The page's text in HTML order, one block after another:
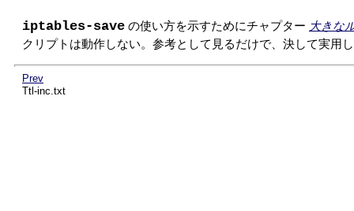
iptables-save の使い方を示すためにチャプター 大きな
クリプトは動作しない。参考として見るだけで、決して実用
Prev
Ttl-inc.txt